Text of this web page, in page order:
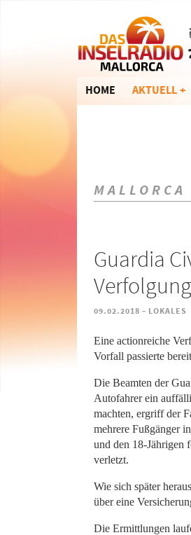
HOME AKTUELL
MALLORCA
Guardia
09.02.2018 - LOKALES
Eine actionreiche
Vorfall passierte
Die Beamten der
Autofahrer ein
machten, ergriff der
mehrere Fußgänger
und den 18-Jährigen
verletzt.
Wie sich später
über eine
Die Ermittlungen